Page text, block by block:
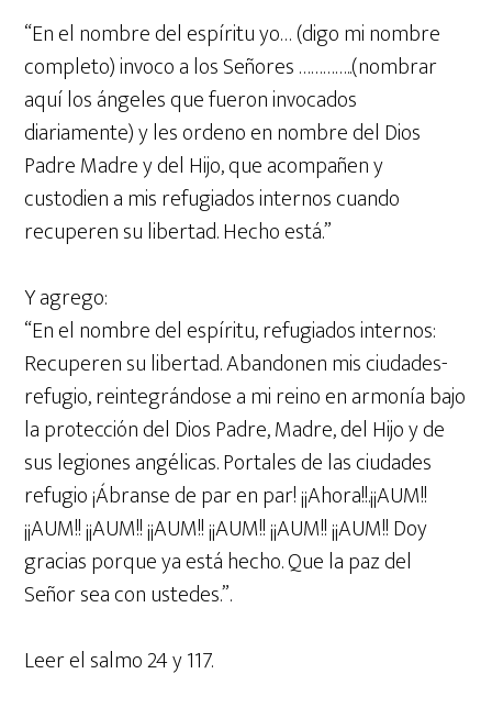
“En el nombre del espíritu yo… (digo mi nombre
completo) invoco a los Señores …………..(nombrar
aquí los ángeles que fueron invocados
diariamente) y les ordeno en nombre del Dios
Padre Madre y del Hijo, que acompañen y
custodien a mis refugiados internos cuando
recuperen su libertad. Hecho está.”
Y agrego:
“En el nombre del espíritu, refugiados internos:
Recuperen su libertad. Abandonen mis ciudades-
refugio, reintegrándose a mi reino en armonía bajo
la protección del Dios Padre, Madre, del Hijo y de
sus legiones angélicas. Portales de las ciudades
refugio ¡Ábranse de par en par! ¡¡Ahora!!.¡¡AUM!!
¡¡AUM!! ¡¡AUM!! ¡¡AUM!! ¡¡AUM!! ¡¡AUM!! ¡¡AUM!! Doy
gracias porque ya está hecho. Que la paz del
Señor sea con ustedes.”.
Leer el salmo 24 y 117.